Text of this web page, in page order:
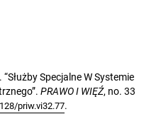
Specjalne W Systemie
PRAWO I WIĘŹ, no. 33
priw.vi32.77.